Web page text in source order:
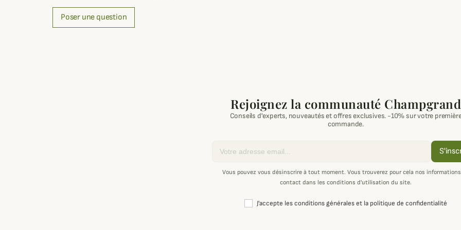
Poser une question
Rejoignez la communauté Champgrand
Conseils d'experts, nouveautés et offres exclusives. -10% sur votre
commande.
Vous pouvez vous désinscrire à tout moment. Vous trouverez pour cela nos
contact dans les conditions d'utilisation du site.
J'accepte les conditions générales et la politique de confidentialité